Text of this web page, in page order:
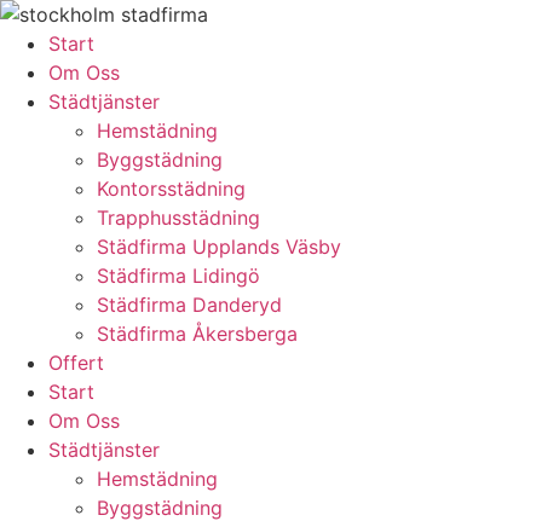
Skip
content
Start
Om Oss
Städtjänster
Hemstädning
Byggstädning
Kontorsstädning
Trapphusstädning
Städfirma Upplands Väsby
Städfirma Lidingö
Städfirma Danderyd
Städfirma Åkersberga
Offert
Start
Om Oss
Städtjänster
Hemstädning
Byggstädning